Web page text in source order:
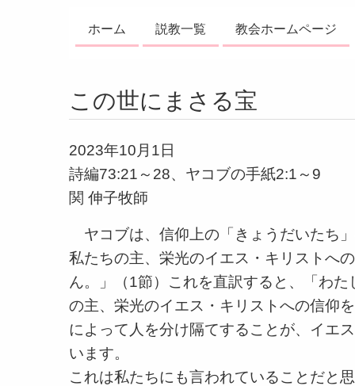
ホーム 説教一覧 教会ホームページ
この世にまさる宝
2023年10月1日
詩編73:21～28、ヤコブの手紙2:1～9
関 伸子牧師
ヤコブは、信仰上の「きょうだいたち
私たちの主、栄光のイエス・キリストへ
ん。」（1節）これを直訳すると、「
の主、栄光のイエス・キリストへの信仰
によって人を分け隔てすることが、イエ
います。
これは私たちにも言われていることだと思